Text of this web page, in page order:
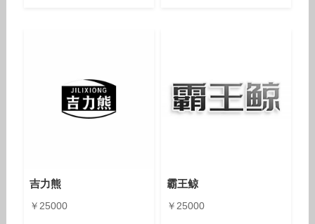
吉力熊
￥25000
霸王鲸
￥25000